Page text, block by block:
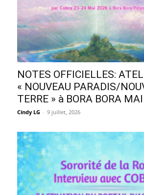
NOTES OFFICIELLES:
« NOUVEAU PARADIS/
TERRE » à BORA BORA
Cindy LG - 9 juillet, 2026